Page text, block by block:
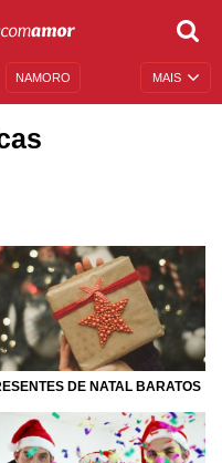
MAIS
NAMORO
DE NATAL BARATOS